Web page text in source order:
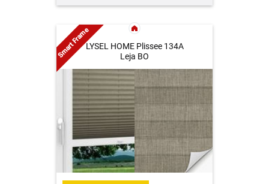
LYSEL HOME Plissee 134A
Leja BO
Smart Frame